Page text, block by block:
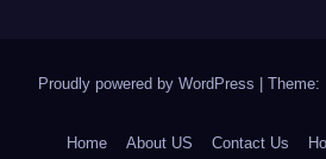
Proudly powered by WordPress Theme:
Home About US Contact Us